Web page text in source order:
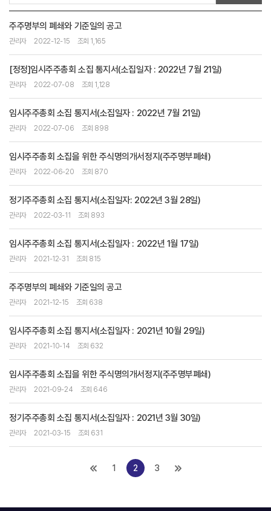
주주명부의 폐쇄와 기준일의 공고
관리자 2022-12-15 조회 1,165
[정정]임시주주총회 소집 통지서(소집일자 : 2022년 7월 21일)
관리자 2022-07-08 조회 1,128
임시주주총회 소집 통지서(소집일자 : 2022년 7월 21일)
관리자 2022-07-06 조회 898
임시주주총회 소집을 위한 주식명의개서정지(주주명부폐쇄)
관리자 2022-06-20 조회 870
정기주주총회 소집 통지서(소집일자: 2022년 3월 28일)
관리자 2022-03-11 조회 893
임시주주총회 소집 통지서(소집일자 : 2022년 1월 17일)
관리자 2021-12-31 조회 815
주주명부의 폐쇄와 기준일의 공고
관리자 2021-12-15 조회 638
임시주주총회 소집 통지서(소집일자 : 2021년 10월 29일)
관리자 2021-10-14 조회 632
임시주주총회 소집을 위한 주식명의개서정지(주주명부폐쇄)
관리자 2021-09-24 조회 646
정기주주총회 소집 통지서(소집일자 : 2021년 3월 30일)
관리자 2021-03-15 조회 631
1 2 3